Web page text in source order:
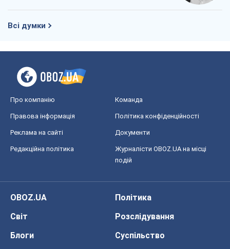
Всі думки
Про компанію Команда
Правова інформація Політика конфіденційності
Реклама на сайті Документи
Редакційна політика
Журналісти OBOZ.UA на місці
подій
OBOZ.UA
Політика
Світ
Розслідування
Блоги
Суспільство